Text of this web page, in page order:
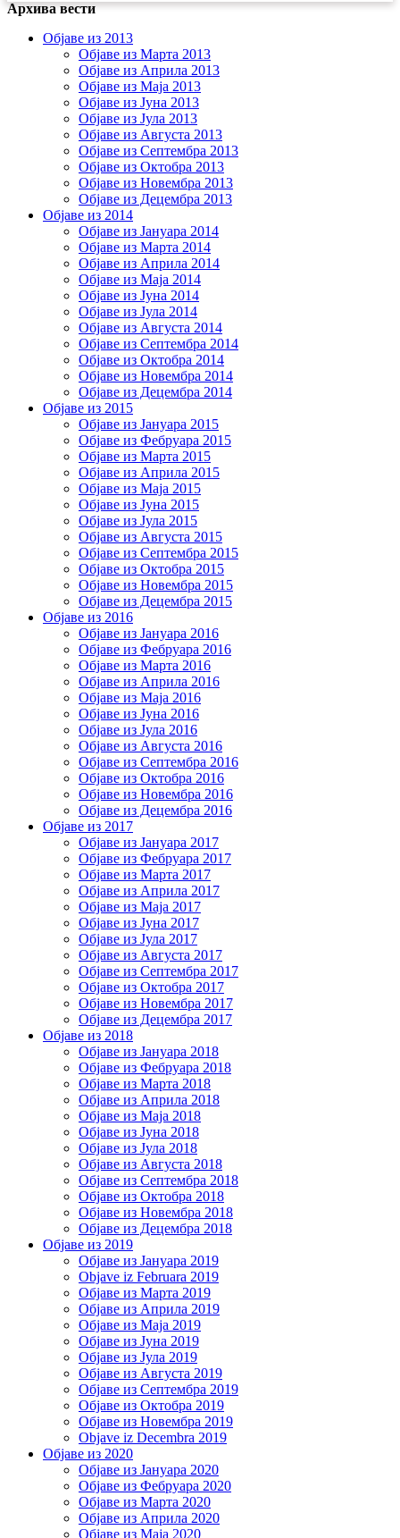
Архива вести
Објаве из 2013
Објаве из Марта 2013
Објаве из Априла 2013
Објаве из Маја 2013
Објаве из Јунa 2013
Објаве из Јула 2013
Објаве из Августа 2013
Објаве из Септембра 2013
Објаве из Октобра 2013
Објаве из Новембра 2013
Објаве из Децембра 2013
Објаве из 2014
Објаве из Јануара 2014
Објаве из Марта 2014
Објаве из Априла 2014
Објаве из Маја 2014
Објаве из Јуна 2014
Објаве из Јула 2014
Објаве из Августа 2014
Објаве из Септембра 2014
Објаве из Октобра 2014
Објаве из Новембра 2014
Објаве из Децембра 2014
Објаве из 2015
Објаве из Јануара 2015
Објаве из Фебруара 2015
Објаве из Марта 2015
Објаве из Априла 2015
Објаве из Маја 2015
Објаве из Јуна 2015
Објаве из Јула 2015
Објаве из Августа 2015
Објаве из Септембра 2015
Објаве из Октобра 2015
Објаве из Новембра 2015
Објаве из Децембра 2015
Објаве из 2016
Објаве из Јануара 2016
Објаве из Фебруара 2016
Објаве из Марта 2016
Објаве из Априла 2016
Објаве из Маја 2016
Објаве из Јуна 2016
Објаве из Јула 2016
Објаве из Августа 2016
Објаве из Септембра 2016
Објаве из Октобра 2016
Објаве из Новембра 2016
Објаве из Децембра 2016
Објаве из 2017
Објаве из Јануара 2017
Објаве из Фебруара 2017
Објаве из Марта 2017
Објаве из Априла 2017
Објаве из Маја 2017
Објаве из Јуна 2017
Објаве из Јула 2017
Објаве из Августа 2017
Објаве из Септембра 2017
Објаве из Октобра 2017
Објаве из Новембра 2017
Објаве из Децембра 2017
Објаве из 2018
Објаве из Јануара 2018
Објаве из Фебруара 2018
Објаве из Марта 2018
Објаве из Априла 2018
Објаве из Маја 2018
Објаве из Јуна 2018
Објаве из Јула 2018
Објаве из Августа 2018
Објаве из Септембра 2018
Објаве из Октобра 2018
Објаве из Новембра 2018
Објаве из Децембра 2018
Објаве из 2019
Објаве из Јануара 2019
Objave iz Februara 2019
Објаве из Марта 2019
Објаве из Априла 2019
Објаве из Маја 2019
Објаве из Јуна 2019
Објаве из Јула 2019
Објаве из Августа 2019
Објаве из Септембра 2019
Објаве из Октобра 2019
Објаве из Новембра 2019
Objave iz Decembra 2019
Објаве из 2020
Објаве из Јануара 2020
Објаве из Фебруара 2020
Објаве из Марта 2020
Објаве из Априла 2020
Објаве из Маја 2020